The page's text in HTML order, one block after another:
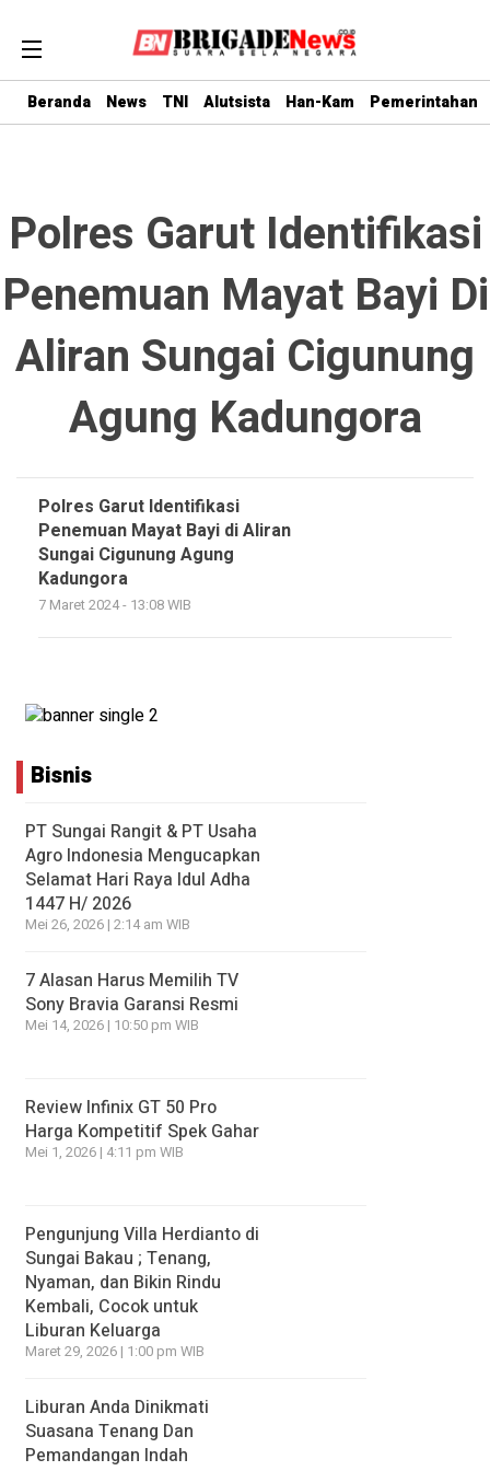
Beranda News TNI Alutsista Han-Kam Pemerintahan
Polres Garut Identifikasi
Penemuan Mayat Bayi Di
Aliran Sungai Cigunung
Agung Kadungora
Polres Garut Identifikasi
Penemuan Mayat Bayi di Aliran
Sungai Cigunung Agung
Kadungora
7 Maret 2024 - 13:08 WIB
Bisnis
PT Sungai Rangit & PT Usaha
Agro Indonesia Mengucapkan
Selamat Hari Raya Idul Adha
1447 H/ 2026
Mei 26, 2026 | 2:14 am WIB
7 Alasan Harus Memilih TV
Sony Bravia Garansi Resmi
Mei 14, 2026 | 10:50 pm WIB
Review Infinix GT 50 Pro
Harga Kompetitif Spek Gahar
Mei 1, 2026 | 4:11 pm WIB
Pengunjung Villa Herdianto di
Sungai Bakau ; Tenang,
Nyaman, dan Bikin Rindu
Kembali, Cocok untuk
Liburan Keluarga
Maret 29, 2026 | 1:00 pm WIB
Liburan Anda Dinikmati
Suasana Tenang Dan
Pemandangan Indah